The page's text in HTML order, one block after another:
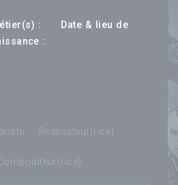
:
Date & lieu de
:
Réalisateur(rice)